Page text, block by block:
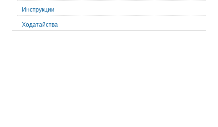
Инструкции
Ходатайства